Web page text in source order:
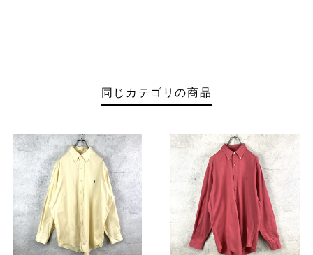
同じカテゴリの商品